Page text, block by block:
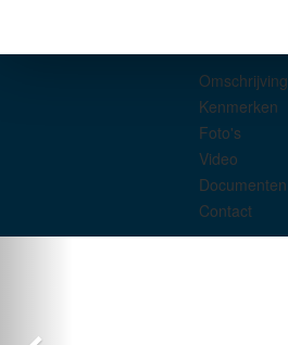
Omschrijving
Kenmerken
Foto's
Video
Documenten
Contact